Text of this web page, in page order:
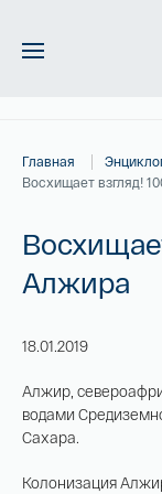
Слитки
Новинки
Скидки
Магазин
Главная
Восхищает взгляд!
Алжира
18.01.2019
Алжир,
водами
Сахара.
Колонизация